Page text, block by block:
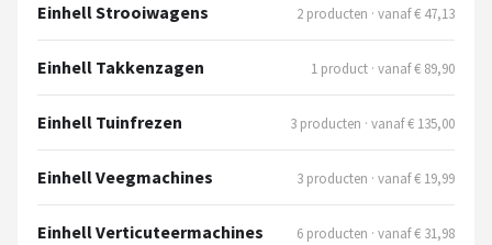
Einhell Strooiwagens 2 producten · vanaf € 47,13
Einhell Takkenzagen 1 product · vanaf € 89,90
Einhell Tuinfrezen 3 producten · vanaf € 135,00
Einhell Veegmachines 3 producten · vanaf € 19,99
Einhell Verticuteermachines 6 producten · vanaf € 31,98